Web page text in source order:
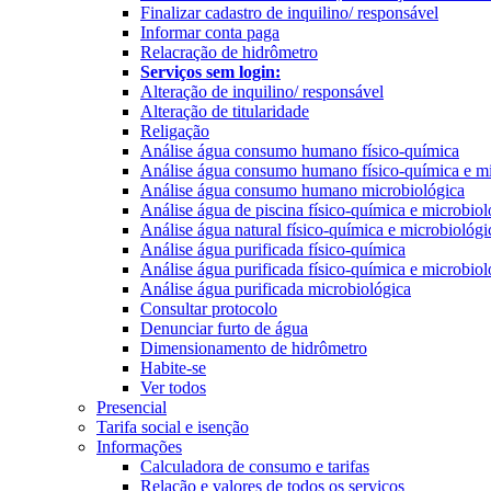
Finalizar cadastro de inquilino/ responsável
Informar conta paga
Relacração de hidrômetro
Serviços sem login:
Alteração de inquilino/ responsável
Alteração de titularidade
Religação
Análise água consumo humano físico-química
Análise água consumo humano físico-química e
Análise água consumo humano microbiológica
Análise água de piscina físico-química e
Análise água natural físico-química e
Análise água purificada físico-química
Análise água purificada físico-química e
Análise água purificada microbiológica
Consultar protocolo
Denunciar furto de água
Dimensionamento de hidrômetro
Habite-se
Ver todos
Presencial
Tarifa social e isenção
Informações
Calculadora de consumo e tarifas
Relação e valores de todos os serviços